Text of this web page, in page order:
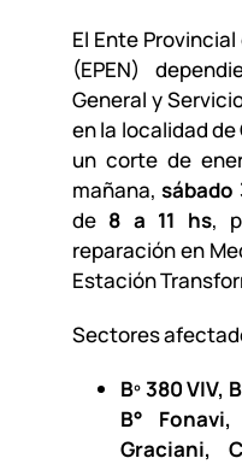
El Ente
(EPEN)
General y
en la localidad de
un corte de
mañana,sábado
de 8 a 11 hs,
reparación en
Estación
Sectores
Bº 380 VIV,
B°
Graciani,